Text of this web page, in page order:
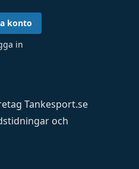
Tankesport.se
och
konto
in